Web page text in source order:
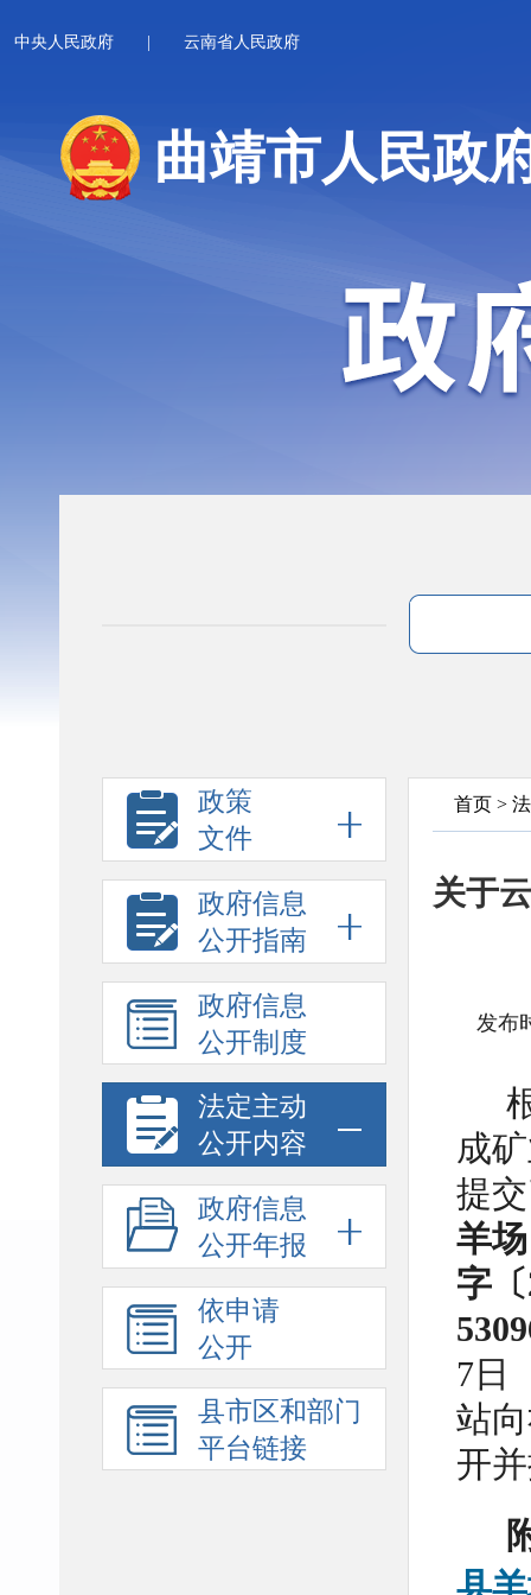
中央人民政府 云南省人民政府
曲靖市人民政
政策
文件
政府信息
公开指南
政府信息
公开制度
法定主动
公开内容
政府信息
公开年报
依申请
公开
县市区和部门
平台链接
首页 >
关于
发布
成
提
羊
字
7日
站
开
县